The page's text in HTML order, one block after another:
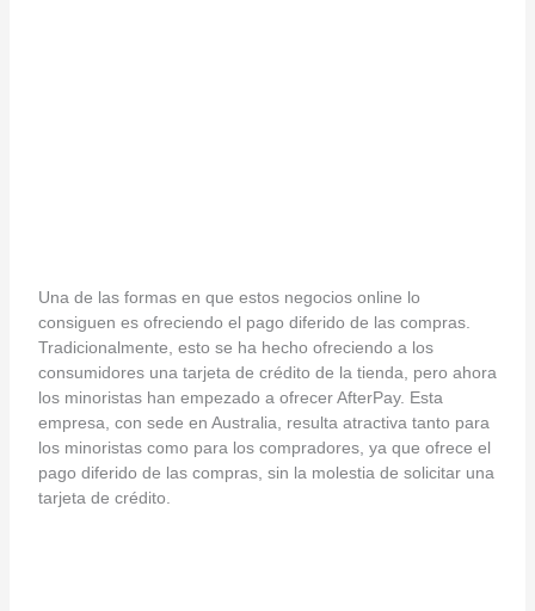
Una de las formas en que estos negocios online lo
consiguen es ofreciendo el pago diferido de las compras.
Tradicionalmente, esto se ha hecho ofreciendo a los
consumidores una tarjeta de crédito de la tienda, pero ahora
los minoristas han empezado a ofrecer AfterPay. Esta
empresa, con sede en Australia, resulta atractiva tanto para
los minoristas como para los compradores, ya que ofrece el
pago diferido de las compras, sin la molestia de solicitar una
tarjeta de crédito.